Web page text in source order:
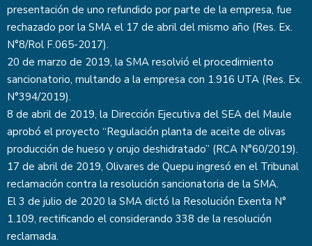
presentación de uno refundido por parte de la empresa, fue
rechazado por la SMA el 17 de abril del mismo año (Res. Ex.
N°8/Rol F.065-2017).
20 de marzo de 2019, la SMA resolvió el procedimiento
sancionatorio, multando a la empresa con 1.916 UTA (Res. Ex.
N°394/2019).
8 de abril de 2019, la Dirección Ejecutiva del SEA del Maule
aprobó el proyecto “Regulación planta de aceite de olivas
producción de hueso y orujo deshidratado” (RCA N°60/2019).
17 de abril de 2019, Olivares de Quepu ingresó en el Tribunal
reclamación contra la resolución sancionatoria de la SMA.
El 3 de julio de 2020 la SMA dictó la Resolución Exenta N°
1.109, rectificando el considerando 338 de la resolución
reclamada.